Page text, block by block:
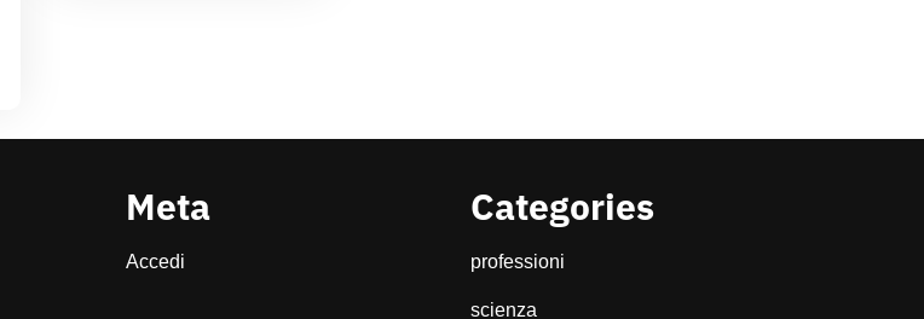
Meta
Accedi
Categories
professioni
scienza